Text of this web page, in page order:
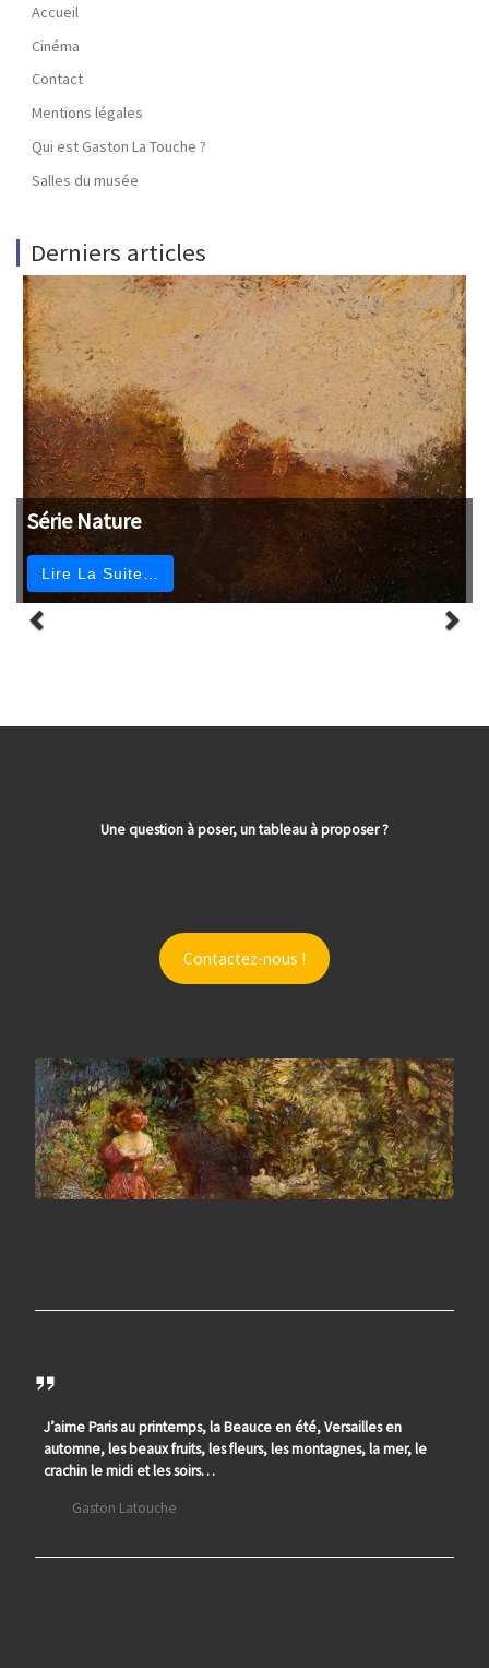
Accueil
Cinéma
Contact
Mentions légales
Qui est Gaston La Touche ?
Salles du musée
Derniers articles
Série Nature
Lire La Suite…
Une question à poser, un tableau à proposer ?
Contactez-nous !
J’aime Paris au printemps, la Beauce en été, Versailles en
automne, les beaux fruits, les fleurs, les montagnes, la mer, le
crachin le midi et les soirs…
Gaston Latouche